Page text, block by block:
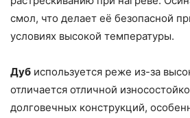
смол, что делает её безопасной
условиях высокой температуры.
Дуб используется реже из-за
отличается отличной
долговечных конструкций,